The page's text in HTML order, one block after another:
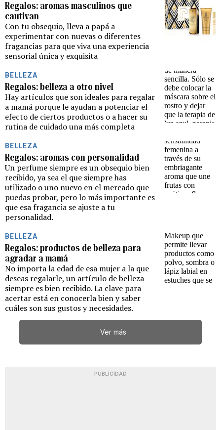
Regalos: aromas masculinos que
cautivan
Con tu obsequio, lleva a papá a
experimentar con nuevas o diferentes
fragancias para que viva una experiencia
sensorial única y exquisita
BELLEZA
Regalos: belleza a otro nivel
Hay artículos que son ideales para regalar
a mamá porque le ayudan a potenciar el
efecto de ciertos productos o a hacer su
rutina de cuidado una más completa
BELLEZA
Regalos: aromas con personalidad
Un perfume siempre es un obsequio bien
recibido, ya sea el que siempre has
utilizado o uno nuevo en el mercado que
puedas probar, pero lo más importante es
que esa fragancia se ajuste a tu
personalidad.
BELLEZA
Regalos: productos de belleza para
agradar a mamá
No importa la edad de esa mujer a la que
deseas regalarle, un artículo de belleza
siempre es bien recibido. La clave para
acertar está en conocerla bien y saber
cuáles son sus gustos y necesidades.
Ver más
PUBLICIDAD